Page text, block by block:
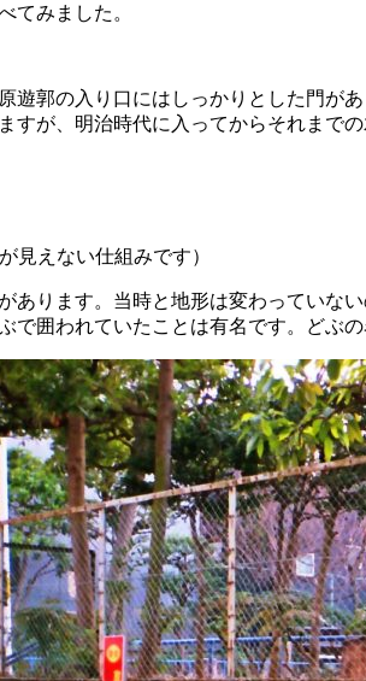
てみました。
遊郭の入り口にはしっかりとした門が
すが、明治時代に入ってからそれまで
見えない仕組みです）
あります。当時と地形は変わっていな
で囲われていたことは有名です。どぶ